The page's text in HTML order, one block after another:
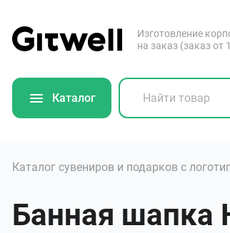
Изготовление
на заказ (заказ от
Каталог
Каталог сувениров и подарков с
Банная шапка